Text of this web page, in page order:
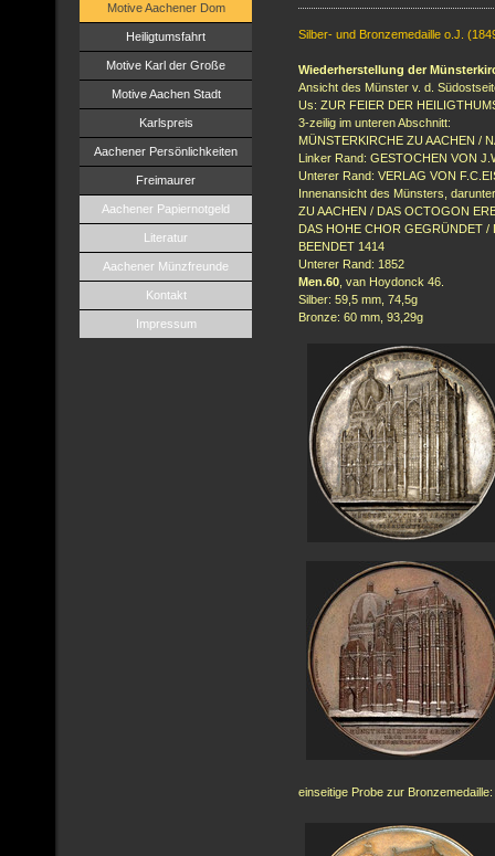
Motive Aachener Dom
Heiligtumsfahrt
Motive Karl der Große
Motive Aachen Stadt
Karlspreis
Aachener Persönlichkeiten
Freimaurer
Aachener Papiernotgeld
Literatur
Aachener Münzfreunde
Kontakt
Impressum
Silber- und Bronzemedaille o.J.
Wiederherstellung der
Ansicht des Münster v. d.
Us: ZUR FEIER DER
3-zeilig im unteren Abschnitt:
MÜNSTERKIRCHE ZU AACHEN /
Linker Rand: GESTOCHEN VON
Unterer Rand: VERLAG VON
Innenansicht des Münsters,
ZU AACHEN / DAS OCTOGON
DAS HOHE CHOR GEGRÜNDET
BEENDET 1414
Unterer Rand: 1852
Men.60 , van Hoydonck 46.
Silber: 59,5 mm, 74,5g
Bronze: 60 mm, 93,29g
einseitige Probe zur Bronzemedaille: